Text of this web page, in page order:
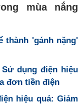
mùa nắng
thành 'gánh nặng'
dụng điện hiệu
đơn tiền điện
hiệu quả: Giảm